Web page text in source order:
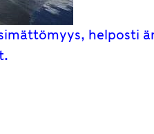
helposti